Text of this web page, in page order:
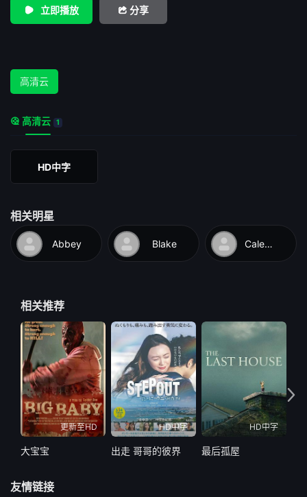
想不到的事情。
立即播放 分享
高清云
高清云 1
HD中字
相关明星
Abbey Blake Caledonia
相关推荐
更新至HD
大宝宝
HD中字
出走 哥哥的彼界
HD中字
最后孤屋
友情链接